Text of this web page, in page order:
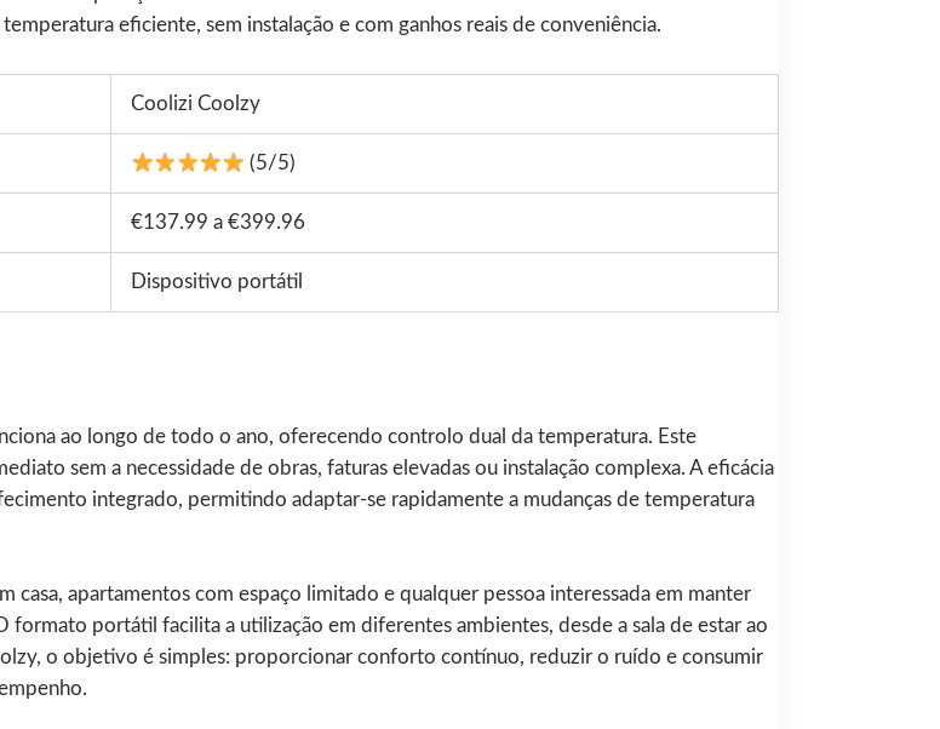
eficiente, sem instalação e com ganhos reais de conveniência.
Coolizi Coolzy
(5/5)
€137.99 a €399.96
Dispositivo portátil
ao longo de todo o ano, oferecendo controlo dual da temperatura. Este
sem a necessidade de obras, faturas elevadas ou instalação complexa. A eficácia
integrado, permitindo adaptar-se rapidamente a mudanças de temperatura
apartamentos com espaço limitado e qualquer pessoa interessada em manter
formato portátil facilita a utilização em diferentes ambientes, desde a sala de estar ao
o objetivo é simples: proporcionar conforto contínuo, reduzir o ruído e consumir